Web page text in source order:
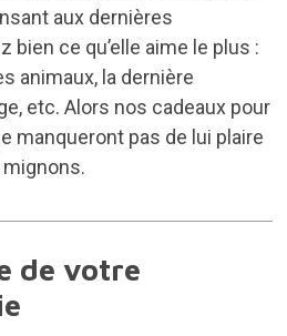
aux dernières
bien ce qu’elle aime le plus :
animaux, la dernière
etc. Alors nos cadeaux pour
manqueront pas de lui plaire
de votre